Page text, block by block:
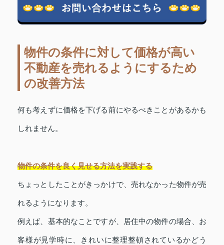
物件の条件に対して価格が高い
不動産を売れるようにするため
の改善方法
何も考えずに価格を下げる前にやるべきことがあるかも
しれません。
物件の条件を良く見せる方法を実践する
ちょっとしたことがきっかけで、売れなかった物件が売
れるようになります。
例えば、基本的なことですが、居住中の物件の場合、お
客様が見学時に、きれいに整理整頓されているかどう